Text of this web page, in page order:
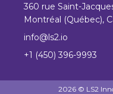
360 rue Saint-
Montréal (Québec),
info@ls2.io
+1 (450) 396-9993
2026 © LS2